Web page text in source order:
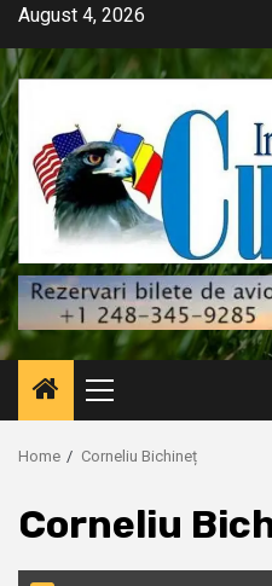
Skip
content
August 4, 2026
Primary
Menu
Home Corneliu Bichineț
Corneliu